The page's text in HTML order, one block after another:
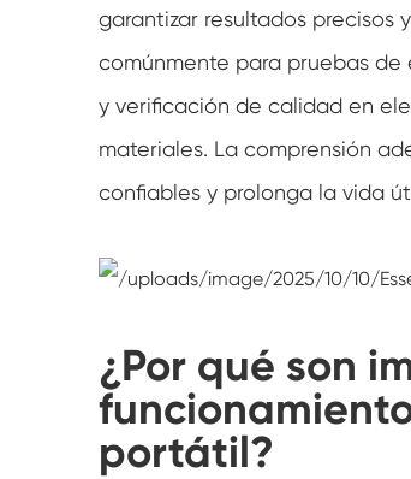
garantizar resultados precisos
comúnmente para pruebas
y verificación de calidad en
materiales. La comprensión
confiables y prolonga la vida
¿Por qué son
portátil?